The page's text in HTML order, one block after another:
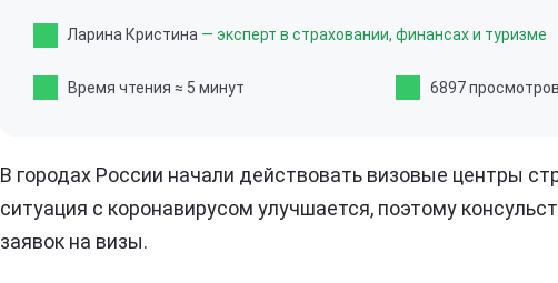
Ларина Кристина — эксперт в страховании, финансах и туризме
Время чтения ≈ 5 минут 6897 просмотров
В городах России начали действовать визовые центры
ситуация с коронавирусом улучшается, поэтому
заявок на визы.